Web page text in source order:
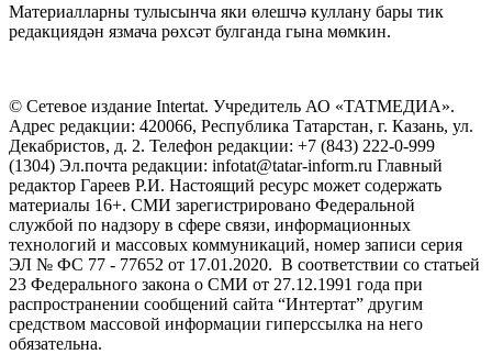
Материалларны тулысынча яки өлешчә куллану бары тик
редакциядән язмача рөхсәт булганда гына мөмкин.
© Сетевое издание Intertat. Учредитель АО «ТАТМЕДИА».
Адрес редакции: 420066, Республика Татарстан, г. Казань, ул.
Декабристов, д. 2. Телефон редакции: +7 (843) 222-0-999
(1304) Эл.почта редакции: infotat@tatar-inform.ru Главный
редактор Гареев Р.И. Настоящий ресурс может содержать
материалы 16+. СМИ зарегистрировано Федеральной
службой по надзору в сфере связи, информационных
технологий и массовых коммуникаций, номер записи серия
ЭЛ № ФС 77 - 77652 от 17.01.2020. В соответствии со статьей
23 Федерального закона о СМИ от 27.12.1991 года при
распространении сообщений сайта “Интертат” другим
средством массовой информации гиперссылка на него
обязательна.